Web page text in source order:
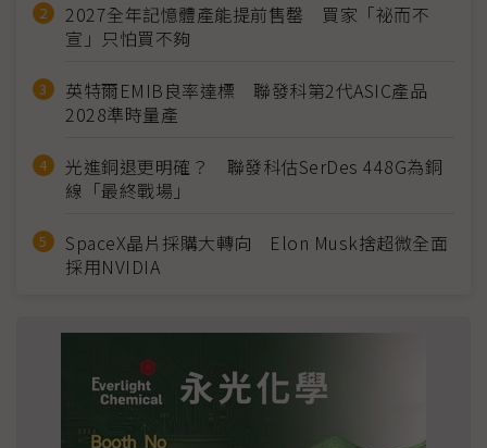
2027全年記憶體產能提前售罄 買家「祕而不
宣」只怕買不夠
英特爾EMIB良率達標 聯發科第2代ASIC產品
2028準時量產
光進銅退更明確？ 聯發科估SerDes 448G為銅
線「最終戰場」
SpaceX晶片採購大轉向 Elon Musk捨超微全面
採用NVIDIA